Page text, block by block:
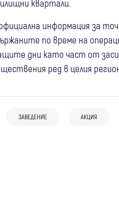
квартали.
информация за
по време на
дни като част от
ред в целия
ЗАВЕДЕНИЕ АКЦИЯ
07 авг